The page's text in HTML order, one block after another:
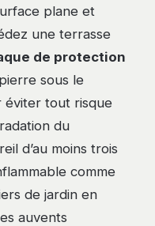
plane et
une terrasse
de protection
sous le
éviter tout risque
du
d’au moins trois
comme
de jardin en
auvents